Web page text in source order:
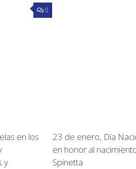
0
en los
y
23 de enero, Día
en honor al
Spinetta